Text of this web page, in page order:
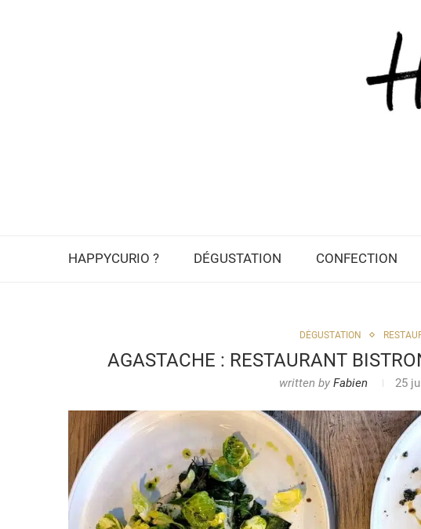
HAPPYCURIO ? DÉGUSTATION CONFECTION
DÉGUSTATION
AGASTACHE : RESTAURANT
written byFabien 25